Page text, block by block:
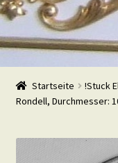
Navigation
Zum
Inhalt
Start
Shop
Warenkorb
Startseite !Stuck
Rondell, Durchmesser: